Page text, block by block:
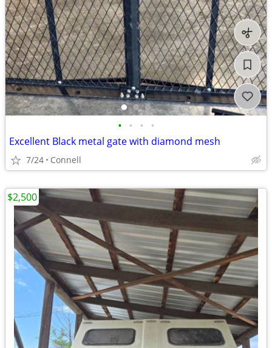
• • • •
Excellent Black metal gate with diamond mesh
7/24 Connell
$2,500